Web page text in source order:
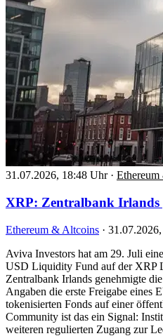
31.07.2026, 18:48 Uhr ·
XRP: Zentralbank Irlands
Ethereum & Altcoins ·
Aviva Investors hat am 29. Juli
USD Liquidity Fund auf der XRP
Zentralbank Irlands genehmigte
Angaben die erste Freigabe eines
tokenisierten Fonds auf einer
Community ist das ein Signal:
weiteren regulierten Zugang zur